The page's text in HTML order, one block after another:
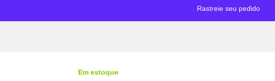
Rastreie seu pedido
Em estoque